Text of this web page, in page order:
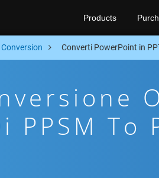
Products
Conversion Converti PowerPoint in
PPSM To